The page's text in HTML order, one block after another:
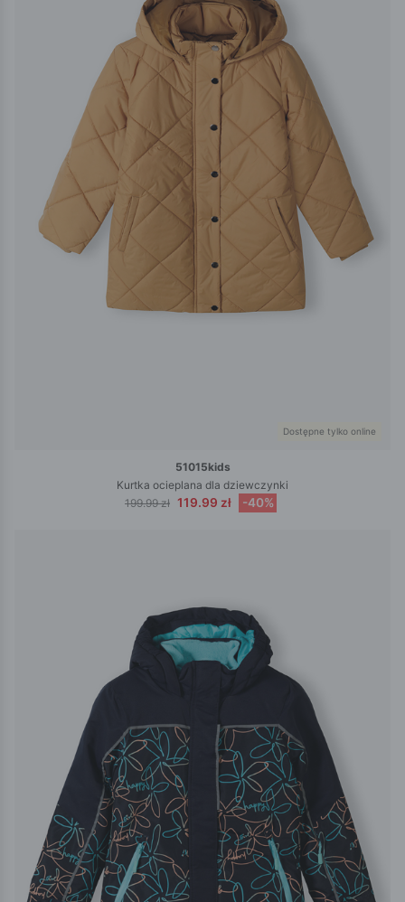
Dostępne tylko online
51015kids
Kurtka ocieplana dla dziewczynki
199.99 zł 119.99 zł -40%